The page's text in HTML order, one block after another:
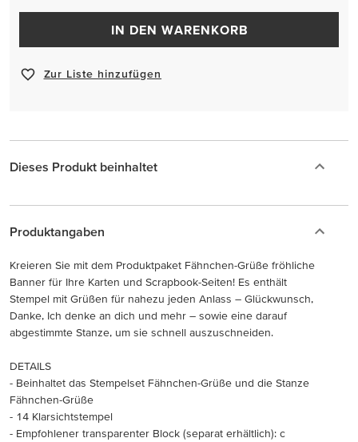
IN DEN WARENKORB
Zur Liste hinzufügen
Dieses Produkt beinhaltet
Produktangaben
Kreieren Sie mit dem Produktpaket Fähnchen-Grüße fröhliche
Banner für Ihre Karten und Scrapbook-Seiten! Es enthält
Stempel mit Grüßen für nahezu jeden Anlass – Glückwunsch,
Danke, Ich denke an dich und mehr – sowie eine darauf
abgestimmte Stanze, um sie schnell auszuschneiden.
DETAILS
- Beinhaltet das Stempelset Fähnchen-Grüße und die Stanze
Fähnchen-Grüße
- 14 Klarsichtstempel
- Empfohlener transparenter Block (separat erhältlich): c